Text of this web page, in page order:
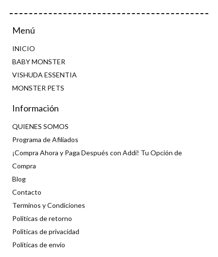
Menú
INICIO
BABY MONSTER
VISHUDA ESSENTIA
MONSTER PETS
Información
QUIENES SOMOS
Programa de Afiliados
¡Compra Ahora y Paga Después con Addi! Tu Opción de
Compra
Blog
Contacto
Terminos y Condiciones
Politicas de retorno
Politicas de privacidad
Políticas de envío